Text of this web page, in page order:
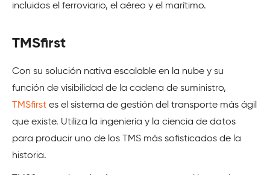
incluidos el ferroviario, el aéreo y el marítimo.
TMSfirst
Con su solución nativa escalable en la nube y su
función de visibilidad de la cadena de suministro,
TMSfirst es el sistema de gestión del transporte más ágil
que existe. Utiliza la ingeniería y la ciencia de datos
para producir uno de los TMS más sofisticados de la
historia.